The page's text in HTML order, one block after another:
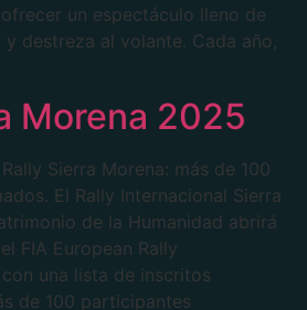
un espectáculo lleno de
destreza al volante. Cada año,
Morena 2025
Sierra Morena: más de 100
El Rally Internacional Sierra
de la Humanidad abrirá
FIA European Rally
una lista de inscritos
de 100 participantes